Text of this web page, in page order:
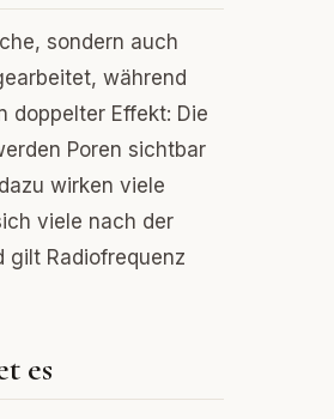
sondern auch
während
doppelter Effekt: Die
Poren sichtbar
wirken viele
viele nach der
gilt Radiofrequenz
es